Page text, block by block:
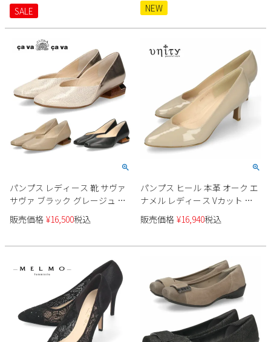
休業日
2026 年8月
日 月 木
1
2
3 4 7
8
9
10 11 13 14
16
17 20
22
23
24 25 27 28
29
30
31
日 月 火 木 金
土
1
3 4
5
6
7 10 11
27
28 29
SALE
NEW
パンプス レディース 靴 サヴァ
サヴァ ブラック グレージュ 本
革 ローヒール スクエアトゥ
cavacava 320655 卒業式 入学式
販売価格 ¥16,500税込
パンプス ヒール 本革 オーク エ
ナメル レディース Vカット ミ
ドルヒール ポインテッドトゥ
unity ユニティ 7687 6センチヒ
販売価格 ¥16,940税込